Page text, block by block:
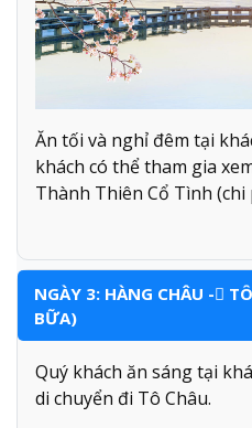
Ăn tối và nghỉ đêm tại
khách có thể tham gia
Thành Thiên Cổ Tình (chi
NGÀY 3: HÀNG CHÂU -
BỮA)
Quý khách ăn sáng tại
di chuyển đi Tô Châu.